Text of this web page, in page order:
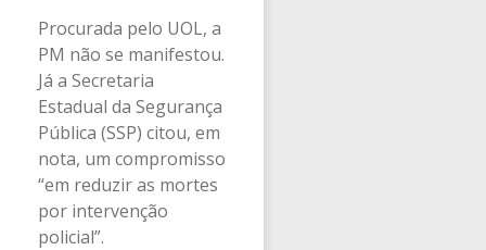
Procurada pelo UOL, a
PM não se manifestou.
Já a Secretaria
Estadual da Segurança
Pública (SSP) citou, em
nota, um compromisso
“em reduzir as mortes
por intervenção
policial”.